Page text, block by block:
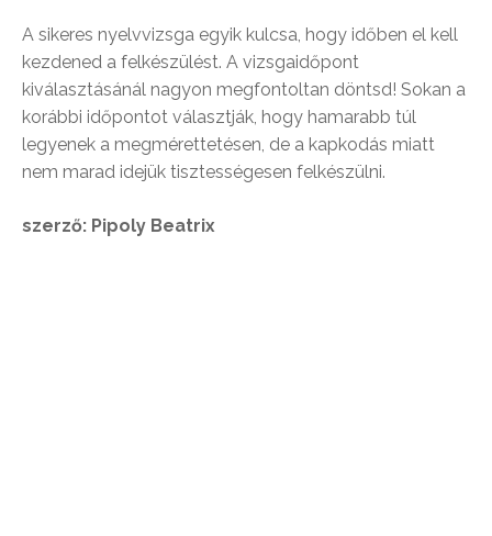
A sikeres nyelvvizsga egyik kulcsa, hogy időben el kell
kezdened a felkészülést. A vizsgaidőpont
kiválasztásánál nagyon megfontoltan döntsd! Sokan a
korábbi időpontot választják, hogy hamarabb túl
legyenek a megmérettetésen, de a kapkodás miatt
nem marad idejük tisztességesen felkészülni.
szerző: Pipoly Beatrix